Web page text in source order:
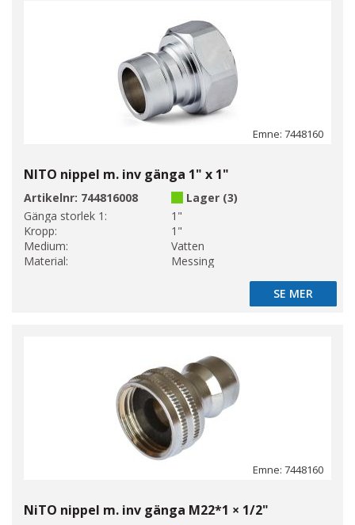
Emne: 7448160
NITO nippel m. inv gänga 1" x 1"
Artikelnr: 744816008
Lager (3)
Gänga storlek 1:
1"
Kropp:
1"
Medium:
Vatten
Material:
Messing
SE MER
SE MER
Emne: 7448160
NiTO nippel m. inv gänga M22*1 × 1/2"